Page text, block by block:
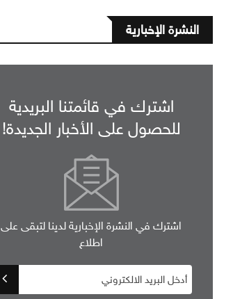
النشرة الإخبارية
اشترك في قائمتنا البريدية
للحصول على الأخبار الجديدة!
اشترك في النشرة الإخبارية لدينا لتبقى على
اطلاع